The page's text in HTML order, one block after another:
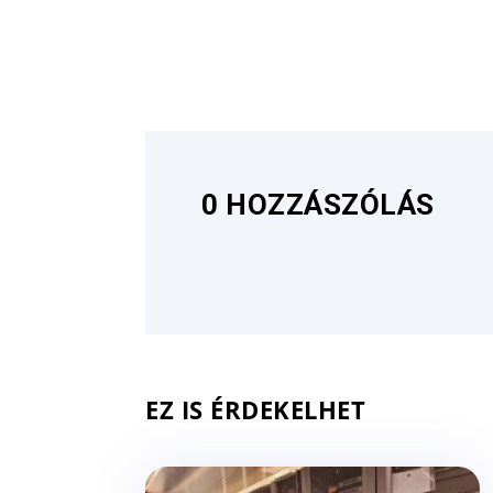
0 HOZZÁSZÓLÁS
EZ IS ÉRDEKELHET